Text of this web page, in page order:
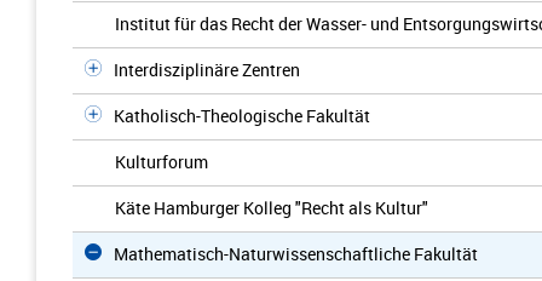
Institut für das Recht der Wasser- und
Interdisziplinäre Zentren
Katholisch-Theologische Fakultät
Kulturforum
Käte Hamburger Kolleg "Recht als Kultur"
Mathematisch-Naturwissenschaftliche Fakultät